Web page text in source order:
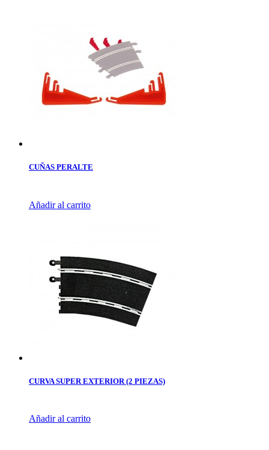
CUÑAS PERALTE
Añadir al carrito
CURVA SUPER EXTERIOR (2 PIEZAS)
Añadir al carrito